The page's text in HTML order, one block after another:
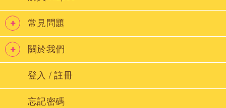
常見問題
關於我們
登入 / 註冊
忘記密碼